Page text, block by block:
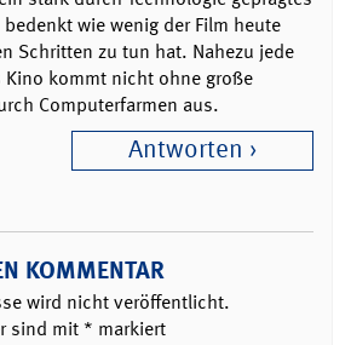
wie wenig der Film heute
Schritten zu tun hat. Nahezu jede
kommt nicht ohne große
Computerfarmen aus.
Antworten
KOMMENTAR
wird nicht veröffentlicht.
sind mit * markiert